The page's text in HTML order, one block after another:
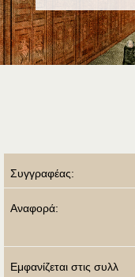
Συγγραφέας:
Αναφορά:
Εμφανίζεται στις συλλ